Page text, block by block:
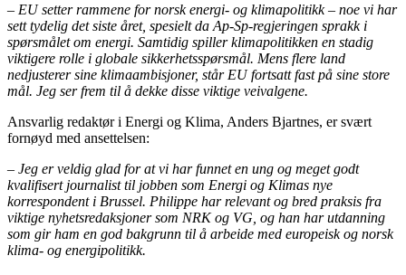
– EU setter rammene for norsk energi- og klimapolitikk – noe vi har
sett tydelig det siste året, spesielt da Ap-Sp-regjeringen sprakk i
spørsmålet om energi. Samtidig spiller klimapolitikken en stadig
viktigere rolle i globale sikkerhetsspørsmål. Mens flere land
nedjusterer sine klimaambisjoner, står EU fortsatt fast på sine store
mål. Jeg ser frem til å dekke disse viktige veivalgene.
Ansvarlig redaktør i Energi og Klima, Anders Bjartnes, er svært
fornøyd med ansettelsen:
– Jeg er veldig glad for at vi har funnet en ung og meget godt
kvalifisert journalist til jobben som Energi og Klimas nye
korrespondent i Brussel. Philippe har relevant og bred praksis fra
viktige nyhetsredaksjoner som NRK og VG, og han har utdanning
som gir ham en god bakgrunn til å arbeide med europeisk og norsk
klima- og energipolitikk.